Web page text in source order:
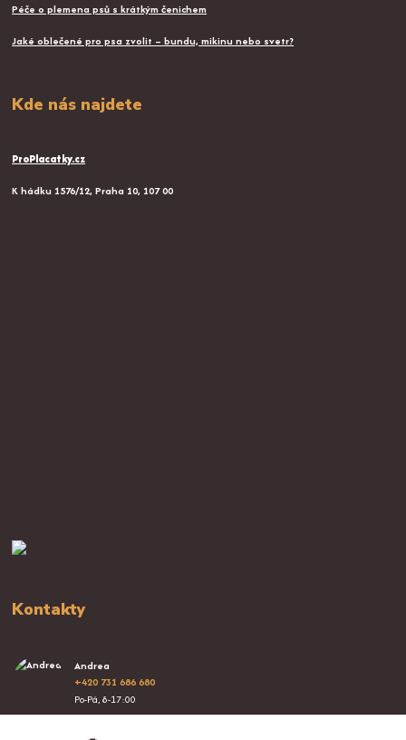
Péče o plemena psů s krátkým čenichem
Jaké oblečené pro psa zvolit – bundu, mikinu nebo svetr?
Kde nás najdete
ProPlacatky.cz
K hádku 1576/12, Praha 10, 107 00
Kontakty
Andrea
+420 731 686 680
Po-Pá, 8-17:00